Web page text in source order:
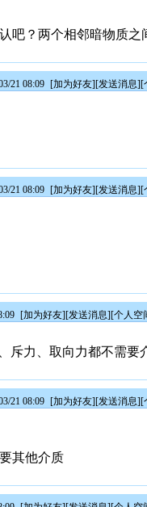
吧？两个相邻暗物质
21 08:09 [加为好友][发送消息][
21 08:09 [加为好友][发送消息][
[加为好友][发送消息][个人空
斥力、取向力都不需
21 08:09 [加为好友][发送消息][
其他介质